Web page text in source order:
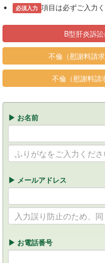
必須入力 項目は必ずご入力く
B型肝炎訴
不倫（慰謝料請
不倫（慰謝料請
お名前
メールアドレス
お電話番号